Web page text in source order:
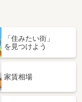
「住みたい街」
を見つけよう
家賃相場